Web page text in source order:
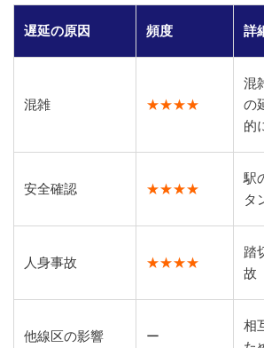
遅延の原因 頻度 詳
混雑 ★★★★
混
の
的
安全確認 ★★★★
駅
タ
人身事故 ★★★★
踏
故
他線区の影響 ー
相